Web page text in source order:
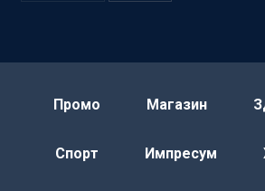
Промо Магазин
Спорт Импресум